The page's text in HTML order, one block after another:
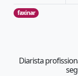
faxinar
Diarista